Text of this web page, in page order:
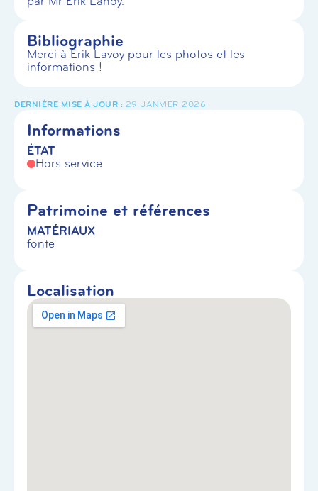
Bibliographie
Merci à Erik Lavoy pour les photos et les
informations !
29 JANVIER 2026
Informations
ÉTAT
Hors service
Patrimoine et références
MATÉRIAUX
fonte
Localisation